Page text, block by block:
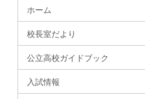
ホーム
校長室だより
公立高校ガイドブック
入試情報